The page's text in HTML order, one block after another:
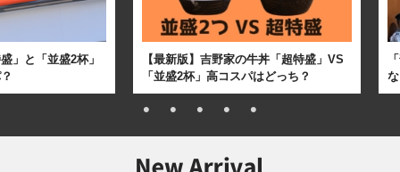
」と「並盛2杯」
【最新版】吉野家の牛丼「超特盛」VS
「並盛2杯」高コスパはどっち？